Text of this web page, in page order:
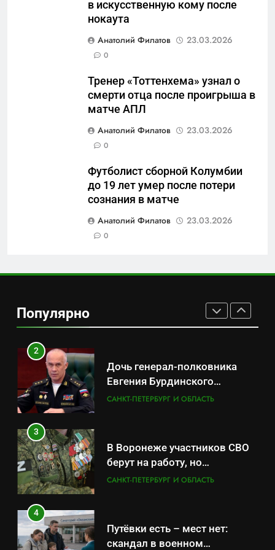
в искусственную кому после
нокаута
Анатолий Филатов
23.03.2026
0
Тренер «Тоттенхема» узнал о
смерти отца после проигрыша в
матче АПЛ
Анатолий Филатов
23.03.2026
0
Футболист сборной Колумбии
до 19 лет умер после потери
сознания в матче
Анатолий Филатов
23.03.2026
0
Популярно
защиты Отечества»
«500-тонный беспилотник»
или очередная показуха? Что
САНКТ-ПЕТЕРБУРГ И ОБЛАСТЬ
провалов и уязвимости
региона
Зачистка неба: Силовой
передел авиаотрасли
САНКТ-ПЕТЕРБУРГ И ОБЛАСТЬ
данные о складах с военной
продукцией: предприятия
обратились в СК
САНКТ-ПЕТЕРБУРГ И ОБЛАСТЬ
2
Дочь генерал-полковника
Евгения Бурдинского
оказывает платные услуги по
САНКТ-ПЕТЕРБУРГ И ОБЛАСТЬ
3
В Воронеже участников СВО
берут на работу, но
удержаться удаётся не всем
САНКТ-ПЕТЕРБУРГ И ОБЛАСТЬ
4
Путёвки есть – мест нет:
скандал в военном